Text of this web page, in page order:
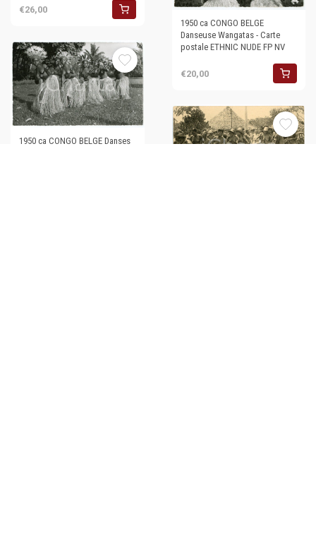
€26,00
1950 ca CONGO BELGE
Danseuse Wangatas - Carte
postale ETHNIC NUDE FP NV
€20,00
1950 ca CONGO BELGE Danses